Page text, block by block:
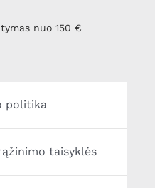
nuo 150 €
politika
taisyklės